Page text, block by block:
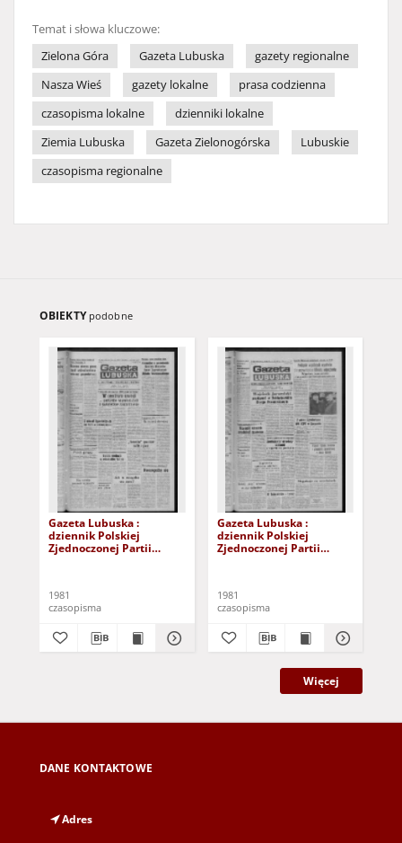
Temat i słowa kluczowe:
Zielona Góra
Gazeta Lubuska
gazety regionalne
Nasza Wieś
gazety lokalne
prasa codzienna
czasopisma lokalne
dzienniki lokalne
Ziemia Lubuska
Gazeta Zielonogórska
Lubuskie
czasopisma regionalne
OBIEKTY podobne
Gazeta Lubuska :
dziennik Polskiej
Zjednoczonej Partii
Wyd. A
1981
czasopisma
Gazeta Lubuska :
dziennik Polskiej
Zjednoczonej Partii
Wyd. A
1981
czasopisma
Więcej
DANE KONTAKTOWE
Adres